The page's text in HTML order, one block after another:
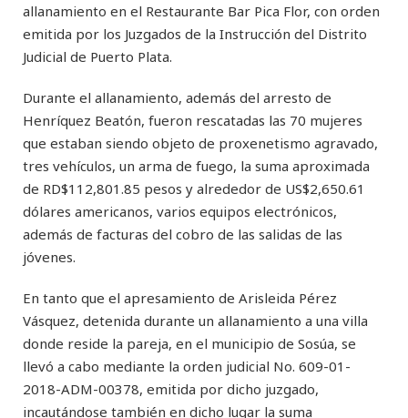
allanamiento en el Restaurante Bar Pica Flor, con orden
emitida por los Juzgados de la Instrucción del Distrito
Judicial de Puerto Plata.
Durante el allanamiento, además del arresto de
Henríquez Beatón, fueron rescatadas las 70 mujeres
que estaban siendo objeto de proxenetismo agravado,
tres vehículos, un arma de fuego, la suma aproximada
de RD$112,801.85 pesos y alrededor de US$2,650.61
dólares americanos, varios equipos electrónicos,
además de facturas del cobro de las salidas de las
jóvenes.
En tanto que el apresamiento de Arisleida Pérez
Vásquez, detenida durante un allanamiento a una villa
donde reside la pareja, en el municipio de Sosúa, se
llevó a cabo mediante la orden judicial No. 609-01-
2018-ADM-00378, emitida por dicho juzgado,
incautándose también en dicho lugar la suma